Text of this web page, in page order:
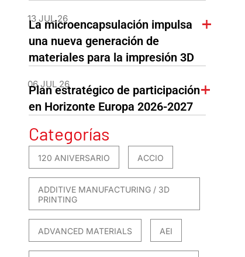
13 JUL 26
La microencapsulación impulsa
una nueva generación de
materiales para la impresión 3D
06 JUL 26
Plan estratégico de participación
en Horizonte Europa 2026-2027
Categorías
120 ANIVERSARIO ACCIO
ADDITIVE MANUFACTURING / 3D
PRINTING
ADVANCED MATERIALS AEI